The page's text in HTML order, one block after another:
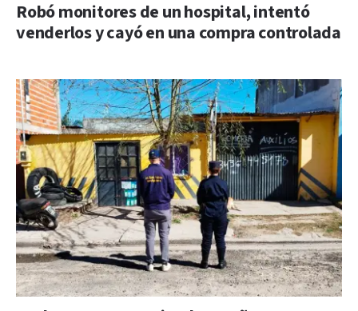
Robó monitores de un hospital, intentó
venderlos y cayó en una compra controlada